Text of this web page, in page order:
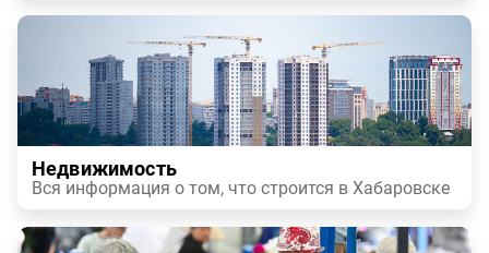
Недвижимость
Вся информация о том, что строится в Хабаровске